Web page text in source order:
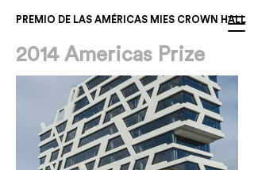
PREMIO DE LAS AMÉRICAS MIES CROWN HALL
2014 Americas Prize